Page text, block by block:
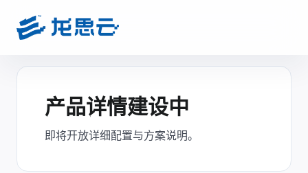
产品详情建设中
即将开放详细配置与方案说明。